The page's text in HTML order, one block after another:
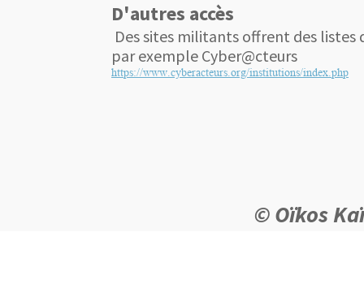
D'autres accès
Des sites militants offrent des listes
par exemple Cyber@cteurs
https://www.cyberacteurs.org/institutions/index.php
© Oïkos